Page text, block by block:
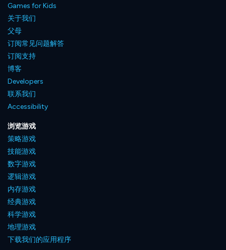
Games for Kids
关于我们
父母
订阅常见问题解答
订阅支持
博客
Developers
联系我们
Accessibility
浏览游戏
策略游戏
技能游戏
数字游戏
逻辑游戏
内存游戏
经典游戏
科学游戏
地理游戏
下载我们的应用程序